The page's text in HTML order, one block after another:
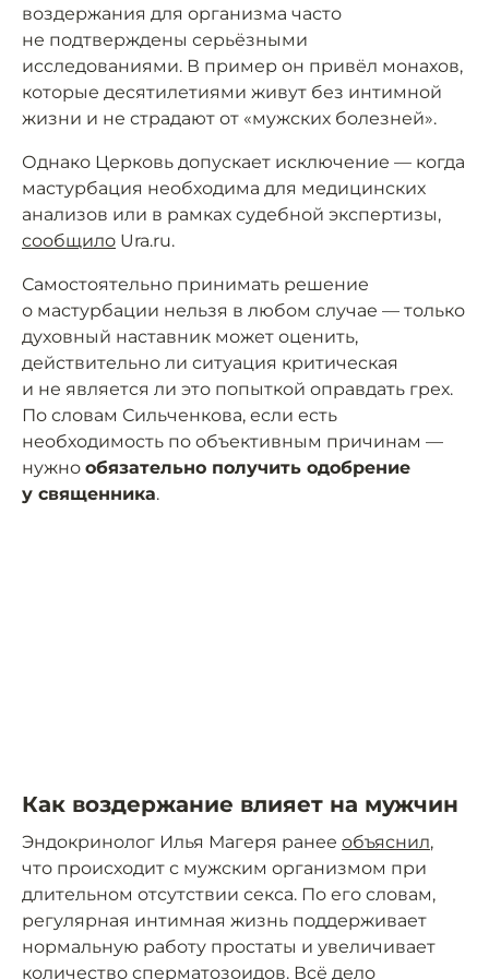
воздержания для организма часто
не подтверждены серьёзными
исследованиями. В пример он привёл монахов,
которые десятилетиями живут без интимной
жизни и не страдают от «мужских болезней».
Однако Церковь допускает исключение — когда
мастурбация необходима для медицинских
анализов или в рамках судебной экспертизы,
сообщило Ura.ru.
Самостоятельно принимать решение
о мастурбации нельзя в любом случае — только
духовный наставник может оценить,
действительно ли ситуация критическая
и не является ли это попыткой оправдать грех.
По словам Сильченкова, если есть
необходимость по объективным причинам —
нужно обязательно получить одобрение
у священника.
Как воздержание влияет на мужчин
Эндокринолог Илья Магеря ранее объяснил,
что происходит с мужским организмом при
длительном отсутствии секса. По его словам,
регулярная интимная жизнь поддерживает
нормальную работу простаты и увеличивает
количество сперматозоидов. Всё дело